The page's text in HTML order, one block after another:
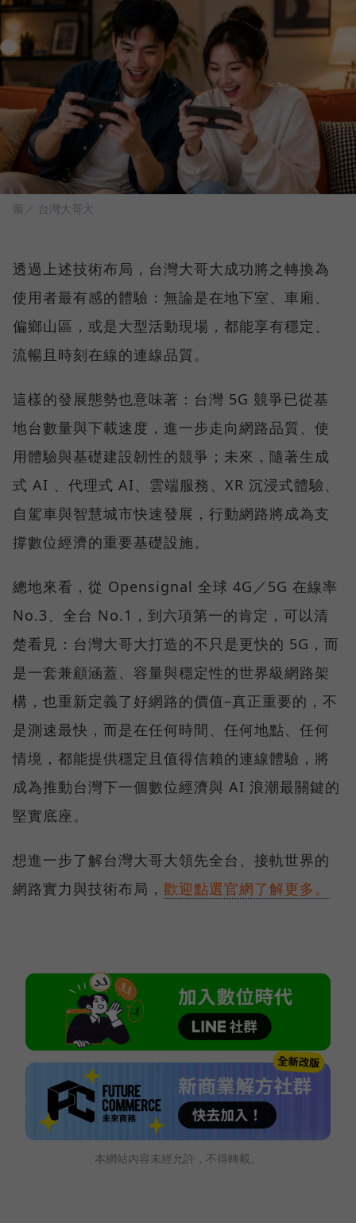
圖／ 台灣大哥大
透過上述技術布局，台灣大哥大成功將之轉換為
使用者最有感的體驗：無論是在地下室、車廂、
偏鄉山區，或是大型活動現場，都能享有穩定、
流暢且時刻在線的連線品質。
這樣的發展態勢也意味著：台灣 5G 競爭已從基
地台數量與下載速度，進一步走向網路品質、使
用體驗與基礎建設韌性的競爭；未來，隨著生成
式 AI 、代理式 AI、雲端服務、XR 沉浸式體驗、
自駕車與智慧城市快速發展，行動網路將成為支
撐數位經濟的重要基礎設施。
總地來看，從 Opensignal 全球 4G／5G 在線率
No.3、全台 No.1，到六項第一的肯定，可以清
楚看見：台灣大哥大打造的不只是更快的 5G，而
是一套兼顧涵蓋、容量與穩定性的世界級網路架
構，也重新定義了好網路的價值–真正重要的，不
是測速最快，而是在任何時間、任何地點、任何
情境，都能提供穩定且值得信賴的連線體驗，將
成為推動台灣下一個數位經濟與 AI 浪潮最關鍵的
堅實底座。
想進一步了解台灣大哥大領先全台、接軌世界的
網路實力與技術布局， 歡迎點選官網了解更多。
本網站內容未經允許，不得轉載。